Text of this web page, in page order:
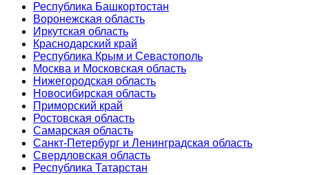
Республика Башкортостан
Воронежская область
Иркутская область
Краснодарский край
Республика Крым и Севастополь
Москва и Московская область
Нижегородская область
Новосибирская область
Приморский край
Ростовская область
Самарская область
Санкт-Петербург и Ленинградская область
Свердловская область
Республика Татарстан